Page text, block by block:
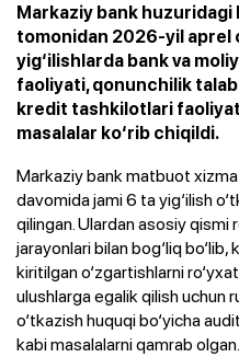
Markaziy bank huzuridagi
tomonidan 2026-yil aprel
yig‘ilishlarda bank va
faoliyati, qonunchilik
kredit tashkilotlari
masalalar ko‘rib chiqildi.
Markaziy bank matbuot
davomida jami 6 ta yig‘ilish
qilingan. Ulardan asosiy qismi
jarayonlari bilan bog‘liq
kiritilgan o‘zgartishlarni
ulushlarga egalik qilish uchun
o‘tkazish huquqi bo‘yicha
kabi masalalarni qamrab olgan.